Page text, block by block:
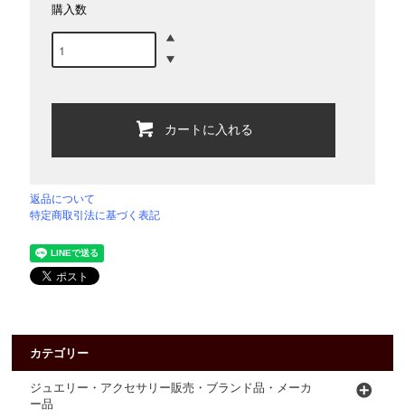
購入数
カートに入れる
返品について
特定商取引法に基づく表記
カテゴリー
ジュエリー・アクセサリー販売・ブランド品・メーカ
ー品